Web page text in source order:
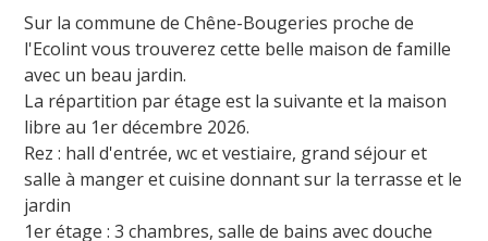
Sur la commune de Chêne-Bougeries proche de
l'Ecolint vous trouverez cette belle maison de famille
avec un beau jardin.
La répartition par étage est la suivante et la maison
libre au 1er décembre 2026.
Rez : hall d'entrée, wc et vestiaire, grand séjour et
salle à manger et cuisine donnant sur la terrasse et le
jardin
1er étage : 3 chambres, salle de bains avec douche